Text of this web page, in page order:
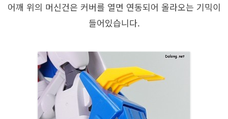
어깨 위의 머신건은 커버를 열면 연동되어 올라오는 기믹이
들어있습니다.